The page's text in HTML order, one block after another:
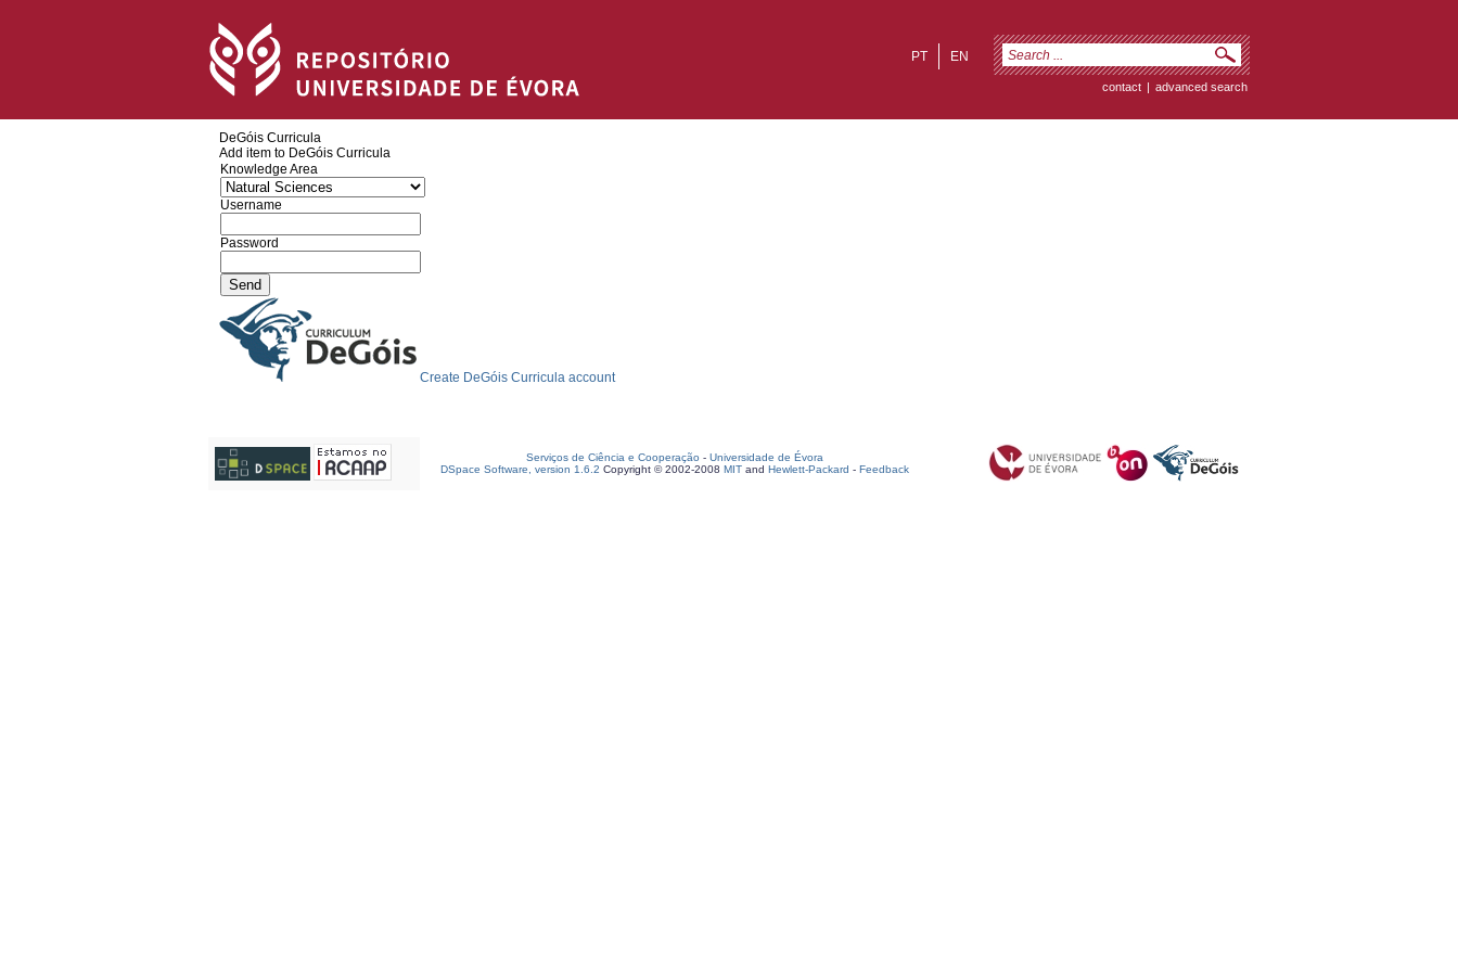
EN
PT
contact | advanced search
DeGóis Curricula
Add item to DeGóis Curricula
Knowledge Area
Username
Password
Create DeGóis Curricula account
Serviços de Ciência e Cooperação - Universidade de Évora
DSpace Software, version 1.6.2 Copyright © 2002-2008 MIT and Hewlett-Packard - Feedback